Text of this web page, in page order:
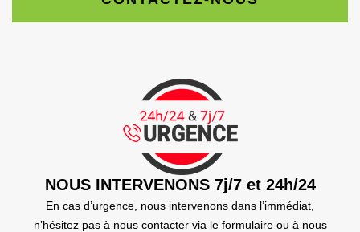
NOUS INTERVENONS 7j/7 et 24h/24
En cas d’urgence, nous intervenons dans l’immédiat,
n’hésitez pas à nous contacter via le formulaire ou à nous